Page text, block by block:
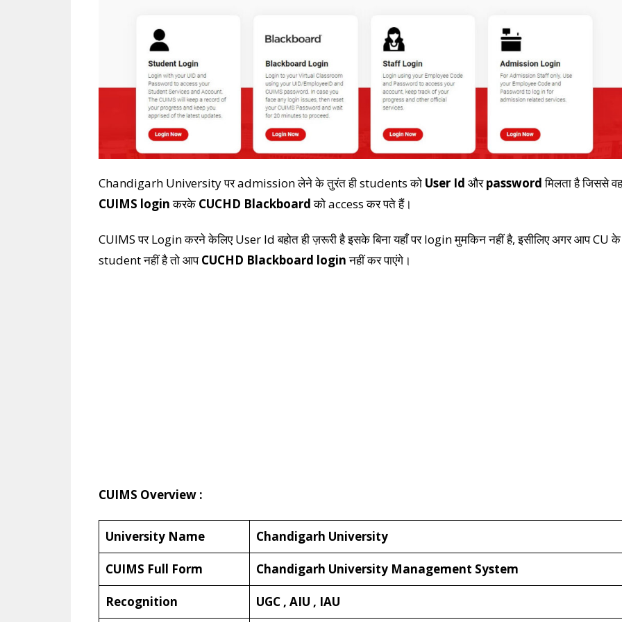
Chandigarh University पर admission लेने के तुरंत ही students को User Id औरpasswordमिलता है जिससे वह
CUIMS loginकरके CUCHD Blackboardको access कर पते हैं।
CUIMS पर Login करने केलिए User Id बहोत ही ज़रूरी है इसके बिना यहाँ पर login मुमकिन नहीं है, इसीलिए अगर आप CU के
student नहीं है तो आपCUCHD Blackboard loginनहीं कर पाएंगे।
CUIMS Overview :
University Name Chandigarh University
CUIMS Full Form Chandigarh University Management System
Recognition UGC , AIU , IAU